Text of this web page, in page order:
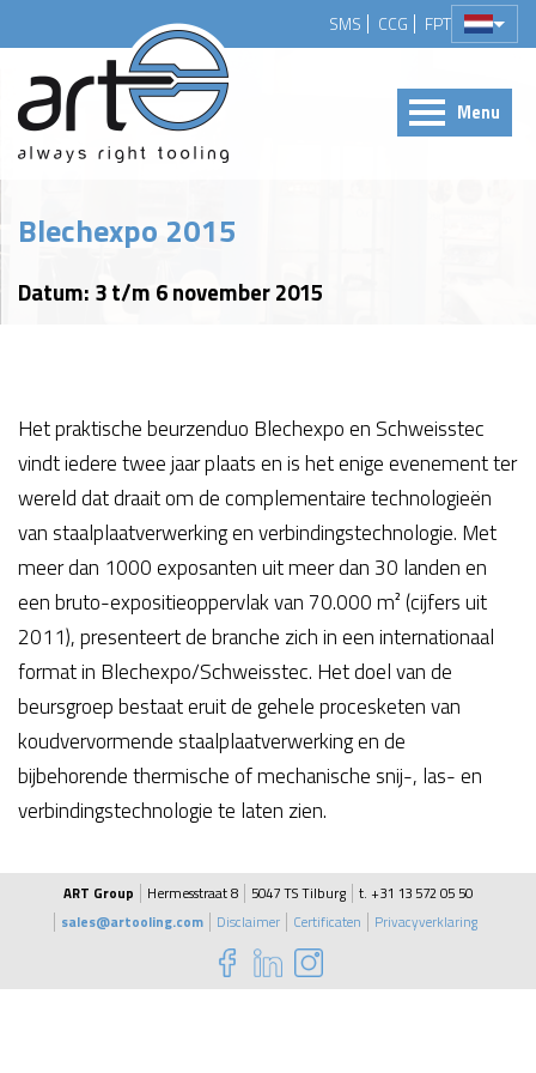
SMS CCG FPT
Menu
Blechexpo 2015
Datum: 3 t/m 6 november 2015
Het praktische beurzenduo Blechexpo en Schweisstec
vindt iedere twee jaar plaats en is het enige evenement ter
wereld dat draait om de complementaire technologieën
van staalplaatverwerking en verbindingstechnologie. Met
meer dan 1000 exposanten uit meer dan 30 landen en
een bruto-expositieoppervlak van 70.000 m² (cijfers uit
2011), presenteert de branche zich in een internationaal
format in Blechexpo/Schweisstec. Het doel van de
beursgroep bestaat eruit de gehele procesketen van
koudvervormende staalplaatverwerking en de
bijbehorende thermische of mechanische snij-, las- en
verbindingstechnologie te laten zien.
ART Group Hermesstraat 8 5047 TS Tilburg
t. +31 13 572 05 50
sales@artooling.com
Disclaimer Certificaten Privacyverklaring